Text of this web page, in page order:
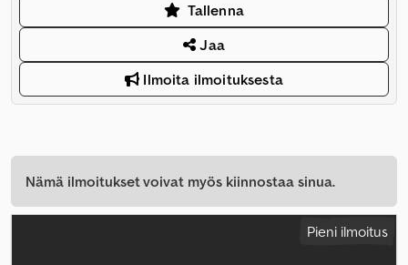
Tallenna
Jaa
Ilmoita ilmoituksesta
Nämä ilmoitukset voivat myös kiinnostaa sinua.
Pieni ilmoitus